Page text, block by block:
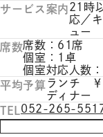
サービス案内21時
応／
ュー
席数席数：61席
個室：1卓
個室対応人数
平均予算ランチ
ディナー
TEL 052-265-